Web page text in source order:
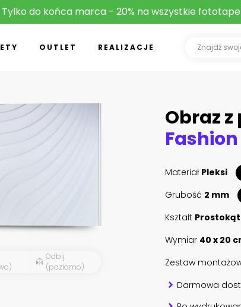
Tylko do końca marca - 20% na wszystkie
OUTLET REALIZACJE
Odbij
(poziomo)
Obraz z
Materiał Pleksi
Grubość 2 mm
Kształt Prostokąt
Wymiar 40 x 20
Zestaw
Darmowa